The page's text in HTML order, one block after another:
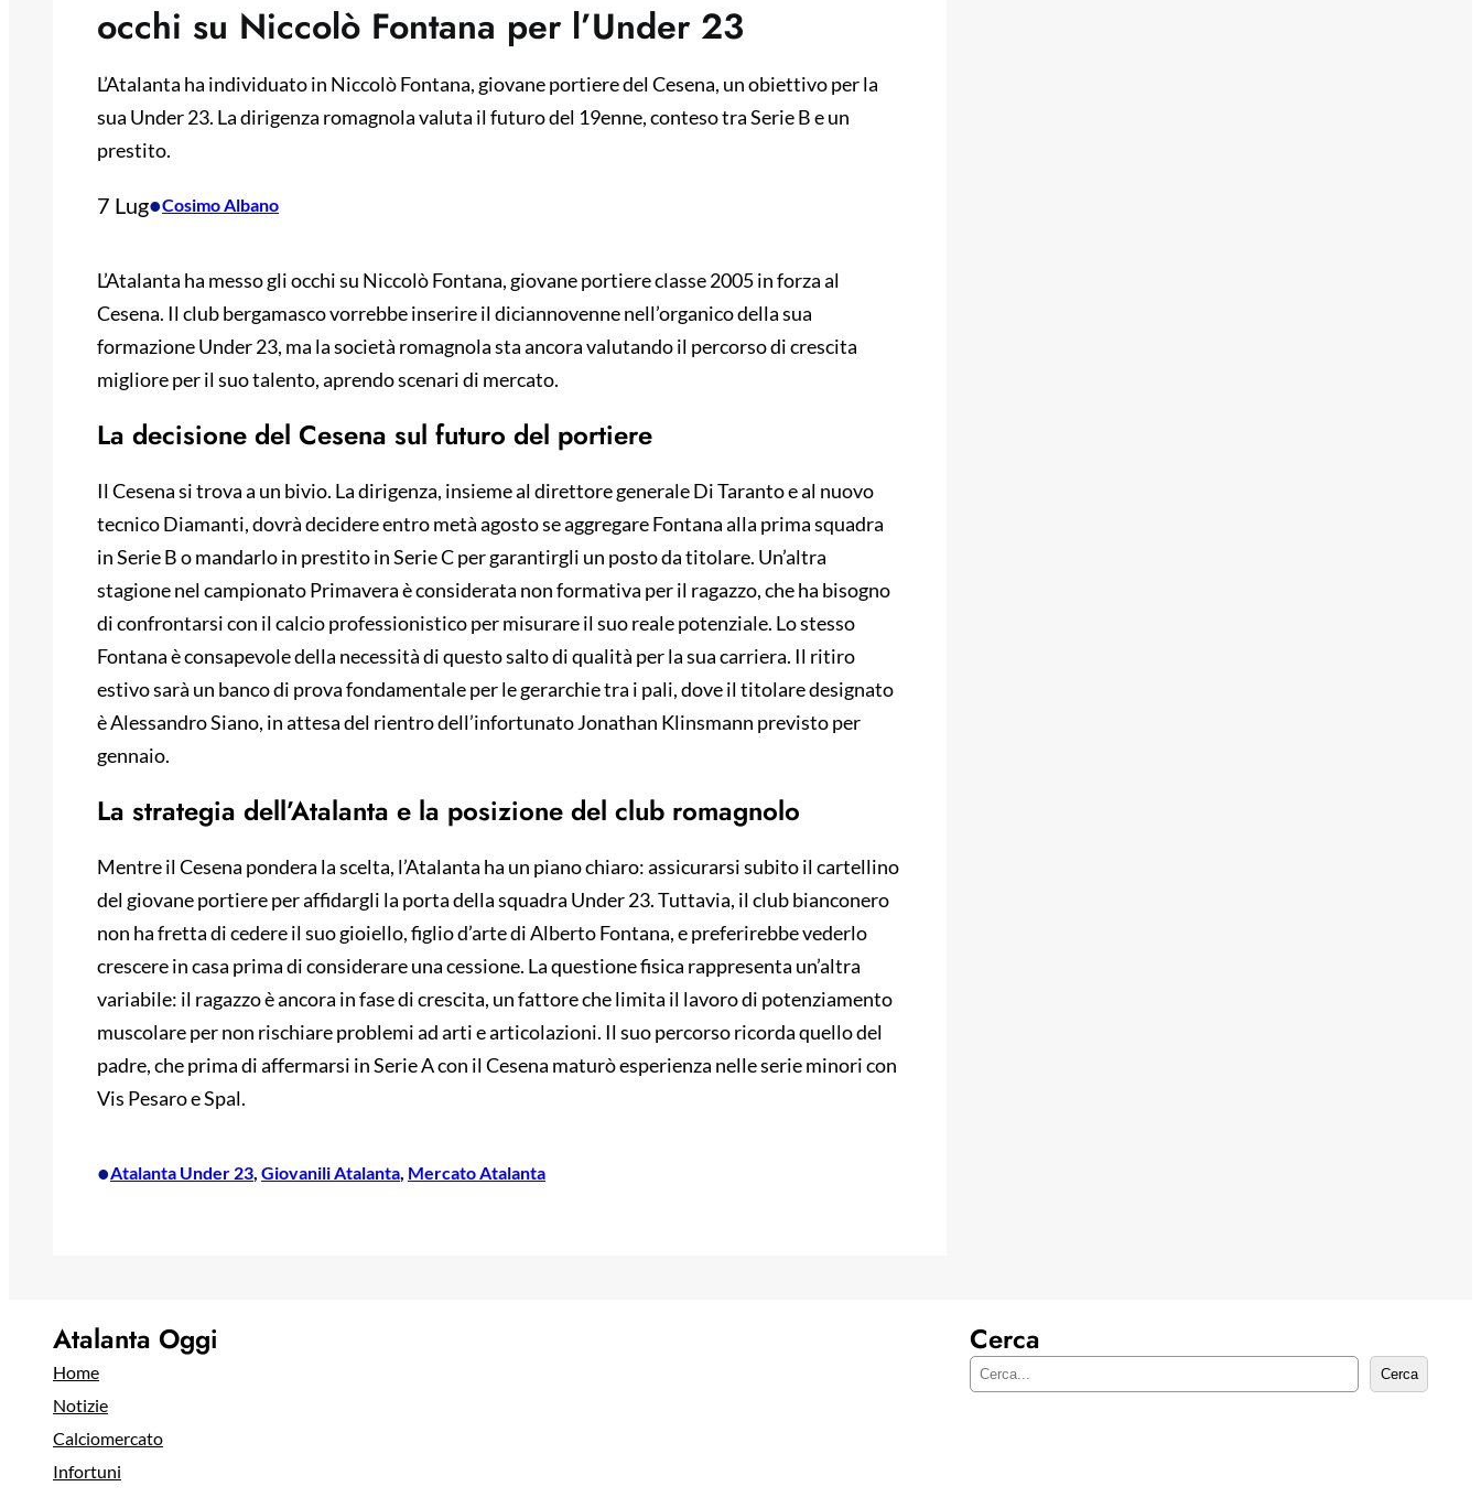
occhi su Niccolò Fontana per l’Under 23
L’Atalanta ha individuato in Niccolò Fontana, giovane portiere del Cesena, un obiettivo per la
sua Under 23. La dirigenza romagnola valuta il futuro del 19enne, conteso tra Serie B e un
prestito.
7 Lug•Cosimo Albano
L’Atalanta ha messo gli occhi su Niccolò Fontana, giovane portiere classe 2005 in forza al
Cesena. Il club bergamasco vorrebbe inserire il diciannovenne nell’organico della sua
formazione Under 23, ma la società romagnola sta ancora valutando il percorso di crescita
migliore per il suo talento, aprendo scenari di mercato.
La decisione del Cesena sul futuro del portiere
Il Cesena si trova a un bivio. La dirigenza, insieme al direttore generale Di Taranto e al nuovo
tecnico Diamanti, dovrà decidere entro metà agosto se aggregare Fontana alla prima squadra
in Serie B o mandarlo in prestito in Serie C per garantirgli un posto da titolare. Un’altra
stagione nel campionato Primavera è considerata non formativa per il ragazzo, che ha bisogno
di confrontarsi con il calcio professionistico per misurare il suo reale potenziale. Lo stesso
Fontana è consapevole della necessità di questo salto di qualità per la sua carriera. Il ritiro
estivo sarà un banco di prova fondamentale per le gerarchie tra i pali, dove il titolare designato
è Alessandro Siano, in attesa del rientro dell’infortunato Jonathan Klinsmann previsto per
gennaio.
La strategia dell’Atalanta e la posizione del club romagnolo
Mentre il Cesena pondera la scelta, l’Atalanta ha un piano chiaro: assicurarsi subito il cartellino
del giovane portiere per affidargli la porta della squadra Under 23. Tuttavia, il club bianconero
non ha fretta di cedere il suo gioiello, figlio d’arte di Alberto Fontana, e preferirebbe vederlo
crescere in casa prima di considerare una cessione. La questione fisica rappresenta un’altra
variabile: il ragazzo è ancora in fase di crescita, un fattore che limita il lavoro di potenziamento
muscolare per non rischiare problemi ad arti e articolazioni. Il suo percorso ricorda quello del
padre, che prima di affermarsi in Serie A con il Cesena maturò esperienza nelle serie minori con
Vis Pesaro e Spal.
•Atalanta Under 23, Giovanili Atalanta, Mercato Atalanta
Atalanta Oggi
Home
Notizie
Calciomercato
Infortuni
Cerca
C
Cerca